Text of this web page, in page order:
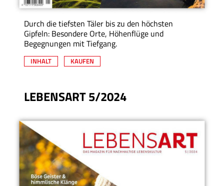
Durch die tiefsten Täler bis zu den höchsten
Gipfeln: Besondere Orte, Höhenflüge und
Begegnungen mit Tiefgang.
INHALT KAUFEN
LEBENSART 5/2024